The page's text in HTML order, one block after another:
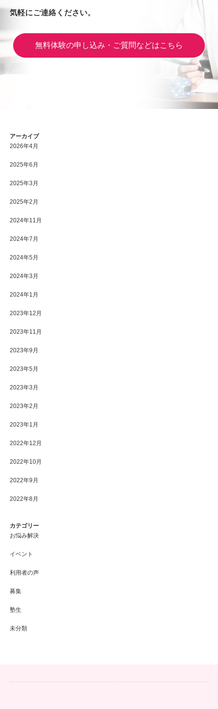
気軽にご連絡ください。
無料体験の申し込み・ご質問などはこちら
アーカイブ
2026年4月
2025年6月
2025年3月
2025年2月
2024年11月
2024年7月
2024年5月
2024年3月
2024年1月
2023年12月
2023年11月
2023年9月
2023年5月
2023年3月
2023年2月
2023年1月
2022年12月
2022年10月
2022年9月
2022年8月
カテゴリー
お悩み解決
イベント
利用者の声
募集
塾生
未分類